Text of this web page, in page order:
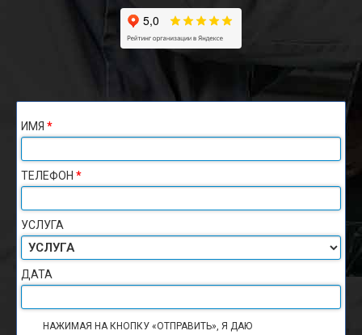
ИМЯ *
ТЕЛЕФОН *
УСЛУГА
ДАТА
НАЖИМАЯ НА КНОПКУ «ОТПРАВИТЬ», Я ДАЮ